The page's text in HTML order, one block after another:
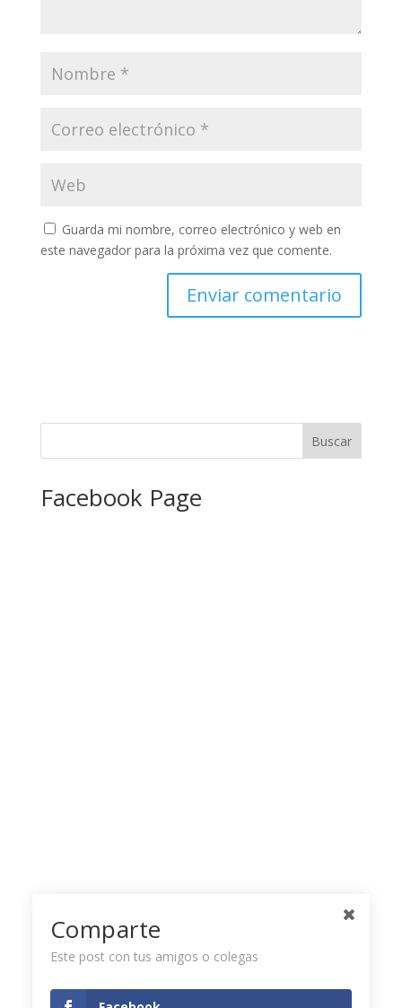
Guarda mi nombre, correo electrónico y web en
este navegador para la próxima vez que comente.
Facebook Page
Comparte
Este post con tus amigos o colegas